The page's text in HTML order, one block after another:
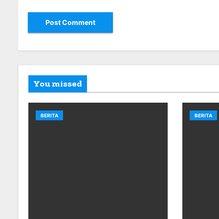
You missed
BERITA BERITA